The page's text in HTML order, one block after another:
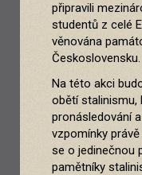
připravili
studentů z celé
věnována
Československu.
Na této akci
obětí stalinismu,
pronásledování
vzpomínky
se o jedinečnou
pamětníky